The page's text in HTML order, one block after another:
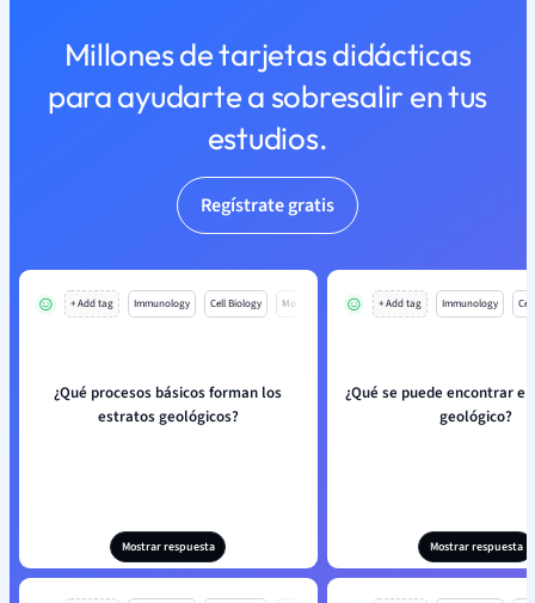
Millones de tarjetas didácticas
para ayudarte a sobresalir en tus
estudios.
Regístrate gratis
+ Add tag Immunology Cell Biology Mo
¿Qué procesos básicos forman los
estratos geológicos?
Mostrar respuesta
+ Add tag Immunology
¿Qué se puede encontrar
geológico?
Mostrar respuesta